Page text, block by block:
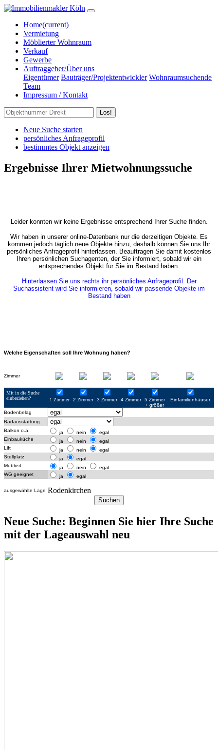
Home(current)
Vermietung
Möblierter Wohnraum
Verkauf
Gewerbe
Auftraggeber/Über uns
Eigentümer Bauträger/Projektentwickler Wohnraumsuchende
Team
Impressum / Kontakt
Los!
Neue Suche starten
persönliches Anfrageprofil
bestimmtes Objekt anzeigen
Ergebnisse Ihrer Mietwohnungssuche
Leider konnten wir keine Ergebnisse entsprechend Ihrer Suche finden.
Wir haben in unserer online-Datenbank nur die derzeitigen Objekte. Es
kommen jedoch täglich neue Objekte hinzu, deshalb können Sie uns Ihr
persönliches Anfrageprofil hinterlassen. Beauftragen Sie damit kostenlos
Ihren persönlichen Suchagenten, der Sie informiert, sobald wir ein
entsprechendes Objekt für Sie im Bestand haben.
Hinterlassen Sie uns rechts ihr persönliches Anfrageprofil. Der
Suchassistent wird Sie informieren, sobald wir passende Objekte im
Bestand haben
Welche Eigenschaften soll Ihre Wohnung haben?
Zimmer
Mit in die Suche
einbeziehen?
1 Zimmer 2 Zimmer 3 Zimmer 4 Zimmer
5 Zimmer
+ größer
Einfamilienhäuser
Bodenbelag
Badausstattung
Balkon o.ä.
ja nein
egal
Einbauküche
ja nein
egal
Lift
ja nein
egal
Stellplatz
ja
egal
Möbliert
ja nein
egal
WG geeignet
ja egal
ausgewählte Lage Rodenkirchen
Neue Suche: Beginnen Sie hier Ihre Suche
mit der Lageauswahl neu